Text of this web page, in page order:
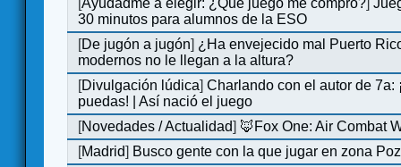
[Ayudadme a elegir: ¿Qué juego me compro? ]
30 minutos para alumnos de la ESO
[De jugón a jugón] ¿Ha envejecido mal Puerto
modernos no le llegan a la altura?
[Divulgación lúdica]Charlando con el autor de 7a:
puedas! | Así nació el juego
[Novedades / Actualidad] 🦊Fox One: Air Combat
[Madrid] Busco gente con la que jugar en zona